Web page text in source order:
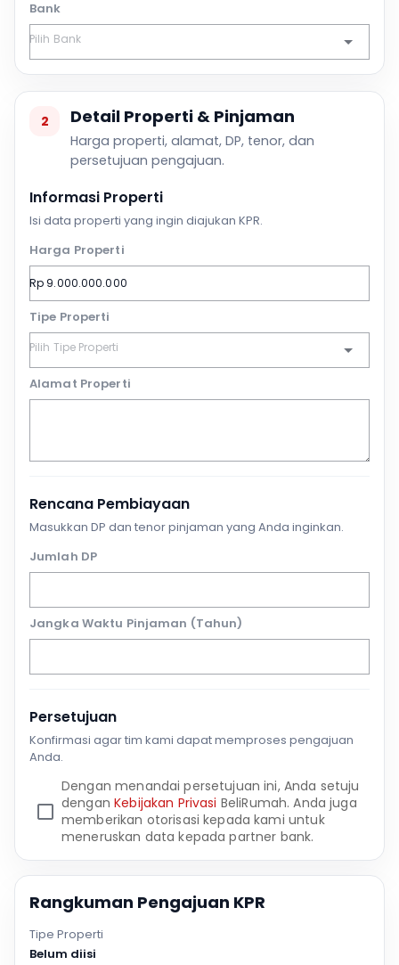
Bank
2 Detail Properti & Pinjaman
Harga properti, alamat, DP, tenor, dan
persetujuan pengajuan.
Informasi Properti
Isi data properti yang ingin diajukan KPR.
Harga Properti
Tipe Properti
Alamat Properti
Rencana Pembiayaan
Masukkan DP dan tenor pinjaman yang Anda inginkan.
Jumlah DP
Jangka Waktu Pinjaman (Tahun)
Persetujuan
Konfirmasi agar tim kami dapat memproses pengajuan
Anda.
Dengan menandai persetujuan ini, Anda setuju
denganKebijakan Privasi BeliRumah. Anda juga
memberikan otorisasi kepada kami untuk
meneruskan data kepada partner bank.
Rangkuman Pengajuan KPR
Tipe Properti
Belum diisi